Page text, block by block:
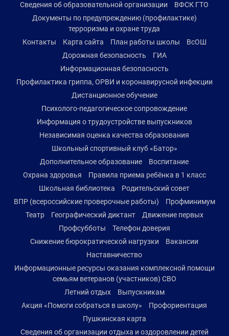
Сведения об образовательной организации
ВФСК ГТО
Документы по предупреждению (профилактике)
терроризма и охране труда
Контакты
Карта сайта План работы школы
ВсОШ
Дорожная безопасность
ГИА
Информационная безопасность
Профилактика гриппа, ОРВИ и коронавирусной инфекции
Дистанционное обучение
Психолого-педагогическое сопровождение
Информация о трудоустройстве выпускников
Независимая оценка качества образования
Школьный спортивный клуб «Батор»
Дополнительное образование
Воспитание
Охрана здоровья
Правила приема ребёнка в 1 класс
Школьная библиотека
Родительский совет
ВПР (всероссийские проверочные работы)
Профминимум
Театр
Географический диктант
Движение первых
Профсубботы
Телефон доверия
Снижение бюрократической нагрузки
Вакансии
Наставничество
Информационные ресурсы оказания комплексной помощи
семьям ветеранов (участников) СВО
Летний отдых
Выпускникам
Акция «Помоги собраться в школу»
Профориентация
Пушкинская карта
Сведения об организации отдыха и оздоровлении детей